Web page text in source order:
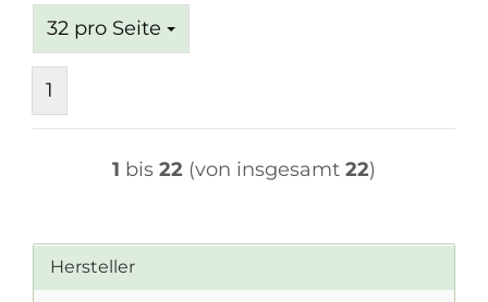
32 pro Seite
pro Seite
1
1 bis 22 (von insgesamt 22)
Hersteller